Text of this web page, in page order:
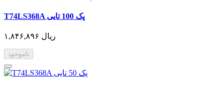
T74LS368A پک 100 تایی
۱,۸۴۶,۸۹۶ ریال
ناموجود